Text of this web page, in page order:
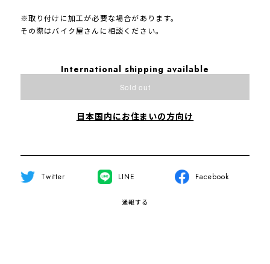
※取り付けに加工が必要な場合があります。
その際はバイク屋さんに相談ください。
International shipping available
Sold out
日本国内にお住まいの方向け
Twitter LINE Facebook
通報する